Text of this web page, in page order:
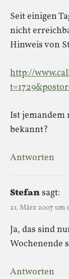
Seit einigen
nicht
Hinweis von
http://
Ist jemandem
bekannt?
Antworten
Stefansagt:
21. März 2007 um
Ja, das sind
Wochenende
Antworten